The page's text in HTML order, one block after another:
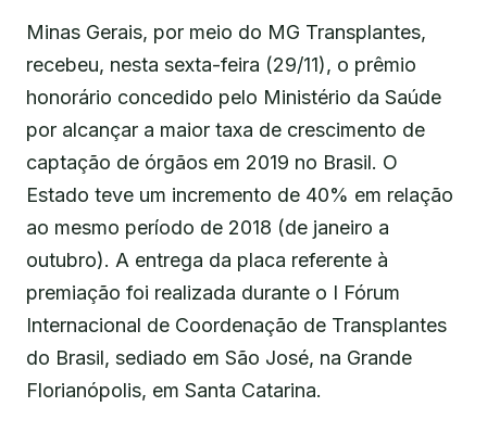
Minas Gerais, por meio do MG Transplantes,
recebeu, nesta sexta-feira (29/11), o prêmio
honorário concedido pelo Ministério da Saúde
por alcançar a maior taxa de crescimento de
captação de órgãos em 2019 no Brasil. O
Estado teve um incremento de 40% em relação
ao mesmo período de 2018 (de janeiro a
outubro). A entrega da placa referente à
premiação foi realizada durante o I Fórum
Internacional de Coordenação de Transplantes
do Brasil, sediado em São José, na Grande
Florianópolis, em Santa Catarina.